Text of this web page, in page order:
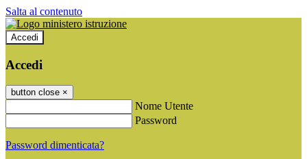
Salta al contenuto
Accedi
Accedi
button close ×
Nome Utente
Password
Password dimenticata?